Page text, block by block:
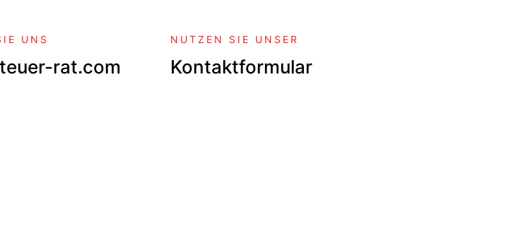
UNS
rat.com
NUTZEN SIE UNSER
Kontaktformular